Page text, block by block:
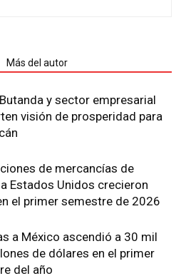
Más del autor
y sector empresarial
visión de prosperidad para
de mercancías de
Estados Unidos crecieron
el primer semestre de 2026
a México ascendió a 30 mil
de dólares en el primer
del año